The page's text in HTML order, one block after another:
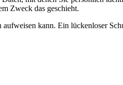
Zweck das geschieht.
kann. Ein lückenloser